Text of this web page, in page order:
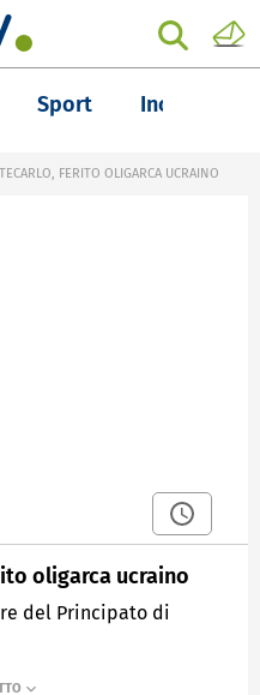
Sport Inchieste
FERITO OLIGARCA UCRAINO
oligarca ucraino
del Principato di